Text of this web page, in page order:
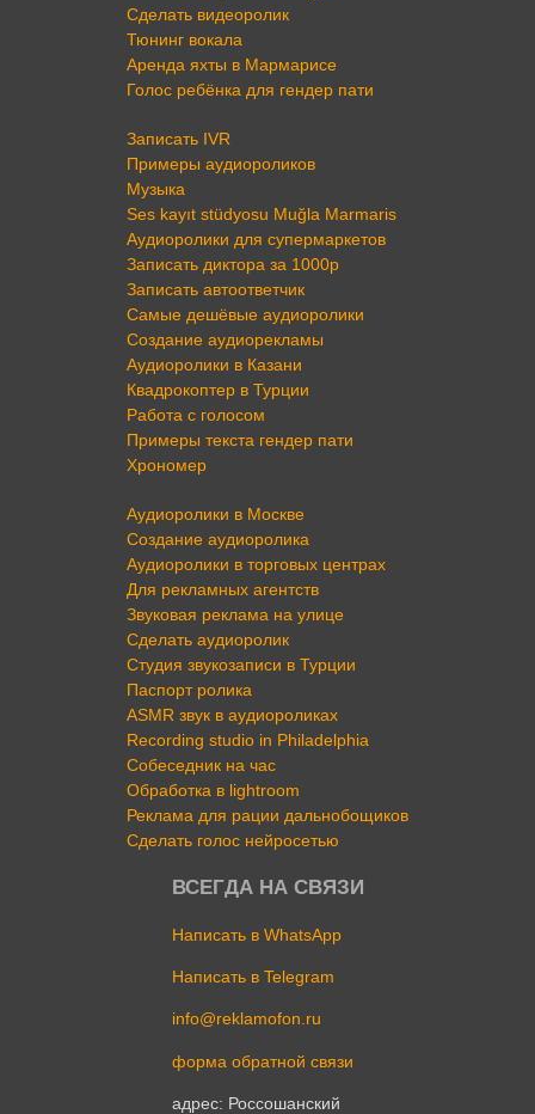
Сделать видеоролик
Тюнинг вокала
Аренда яхты в Мармарисе
Голос ребёнка для гендер пати
Записать IVR
Примеры аудиороликов
Музыка
Ses kayıt stüdyosu Muğla Marmaris
Аудиоролики для супермаркетов
Записать диктора за 1000р
Записать автоответчик
Самые дешёвые аудиоролики
Создание аудиорекламы
Аудиоролики в Казани
Квадрокоптер в Турции
Работа с голосом
Примеры текста гендер пати
Хрономер
Аудиоролики в Москве
Создание аудиоролика
Аудиоролики в торговых центрах
Для рекламных агентств
Звуковая реклама на улице
Сделать аудиоролик
Студия звукозаписи в Турции
Паспорт ролика
ASMR звук в аудиороликах
Recording studio in Philadelphia
Собеседник на час
Обработка в lightroom
Реклама для рации дальнобощиков
Сделать голос нейросетью
ВСЕГДА НА СВЯЗИ
Написать в WhatsApp
Написать в Telegram
info@reklamofon.ru
форма обратной связи
адрес: Россошанский